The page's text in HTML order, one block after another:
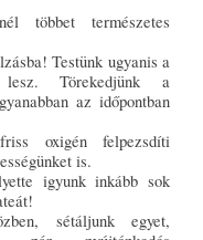
többet természetes
Testünk ugyanis a
Törekedjünk a
az időpontban
oxigén felpezsdíti
is.
igyunk inkább sok
sétáljunk egyet,